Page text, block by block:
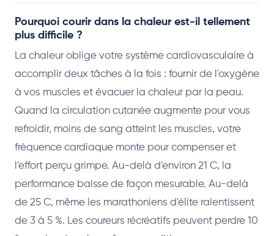
Pourquoi courir dans la chaleur est-il tellement
plus difficile ?
La chaleur oblige votre système cardiovasculaire à
accomplir deux tâches à la fois : fournir de l'oxygène
à vos muscles et évacuer la chaleur par la peau.
Quand la circulation cutanée augmente pour vous
refroidir, moins de sang atteint les muscles, votre
fréquence cardiaque monte pour compenser et
l'effort perçu grimpe. Au-delà d'environ 21 C, la
performance baisse de façon mesurable. Au-delà
de 25 C, même les marathoniens d'élite ralentissent
de 3 à 5 %. Les coureurs récréatifs peuvent perdre 10